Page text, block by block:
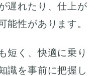
遅れたり、仕上が
能性があります。
短く、快適に乗り
識を事前に把握し